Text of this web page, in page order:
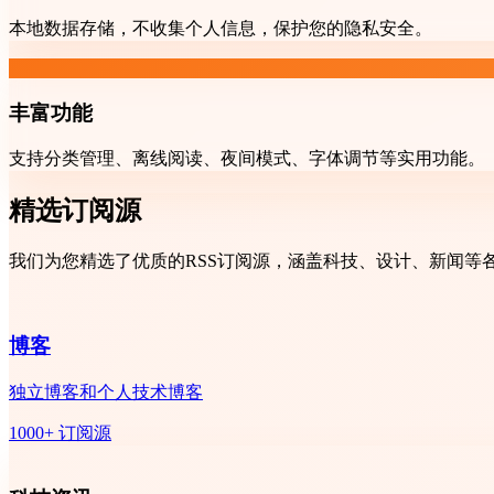
本地数据存储，不收集个人信息，保护您的隐私安全。
丰富功能
支持分类管理、离线阅读、夜间模式、字体调节等实用功能。
精选订阅源
我们为您精选了优质的RSS订阅源，涵盖科技、设计、新闻等
博客
独立博客和个人技术博客
1000+ 订阅源